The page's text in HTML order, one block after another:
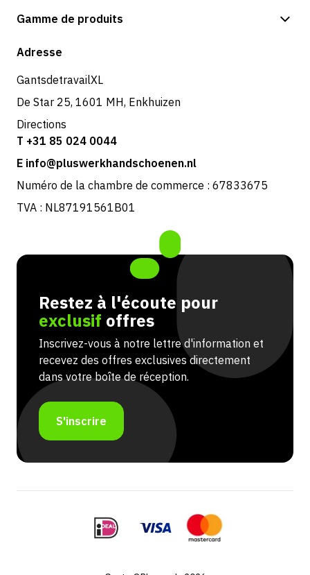
Options de paiement
Retours et service
Gamme de produits
Boutique
Adresse
GantsdetravailXL
De Star 25, 1601 MH, Enkhuizen
Directions
T +31 85 024 0044
E info@pluswerkhandschoenen.nl
Numéro de la chambre de commerce : 67833675
TVA : NL87191561B01
Restez à l'écoute pour
exclusif offres
Inscrivez-vous à notre lettre d'information et
recevez des offres exclusives directement
dans votre boîte de réception.
S'inscrire